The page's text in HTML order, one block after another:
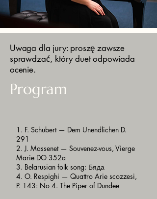
Uwaga dla jury: proszę zawsze
sprawdzać, który duet odpowiada
ocenie.
Program
1. F. Schubert — Dem Unendlichen D.
291
2. J. Massenet — Souvenez-vous, Vierge
Marie DO 352a
3. Belarusian folk song: Бяда
4. O. Respighi — Quattro Arie scozzesi,
P. 143: No 4. The Piper of Dundee